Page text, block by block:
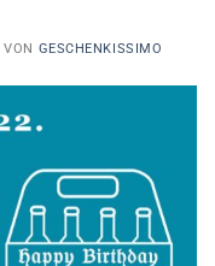
VON GESCHENKISSIMO